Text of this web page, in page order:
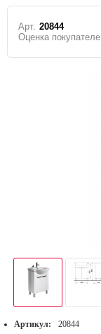
Арт. 20844
Оценка
Артикул:
20844